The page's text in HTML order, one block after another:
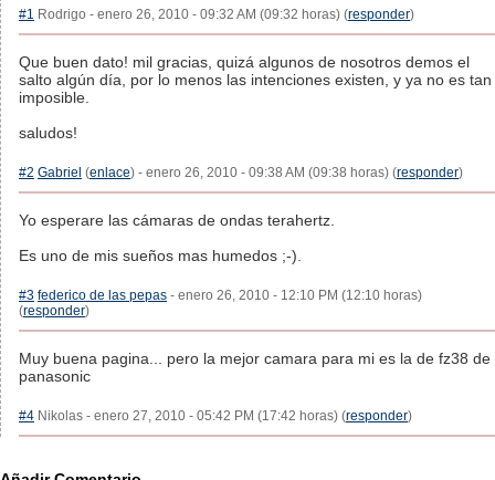
#1 Rodrigo - enero 26, 2010 - 09:32 AM (09:32 horas) (responder)
Que buen dato! mil gracias, quizá algunos de nosotros demos el
salto algún día, por lo menos las intenciones existen, y ya no es tan
imposible.
saludos!
#2 Gabriel (enlace) - enero 26, 2010 - 09:38 AM (09:38 horas) (responder)
Yo esperare las cámaras de ondas terahertz.
Es uno de mis sueños mas humedos ;-).
#3 federico de las pepas - enero 26, 2010 - 12:10 PM (12:10 horas)
(responder)
Muy buena pagina... pero la mejor camara para mi es la de fz38 de
panasonic
#4 Nikolas - enero 27, 2010 - 05:42 PM (17:42 horas) (responder)